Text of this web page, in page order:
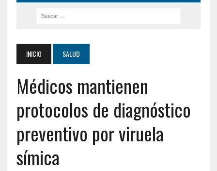
INICIO SALUD
Médicos mantienen
protocolos de diagnóstico
preventivo por viruela
símica